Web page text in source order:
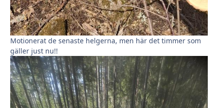
Motionerat de senaste helgerna, men här det timmer som
gäller just nu!!